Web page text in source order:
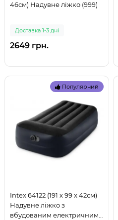
46см) Надувне ліжко (999)
Доставка 1-3 дні
2649 грн.
Популярний
Intex 64122 (191 x 99 x 42см)
Надувне ліжко з
вбудованим електричним